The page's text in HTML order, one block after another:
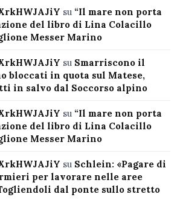
su “Il mare non porta
del libro di Lina Colacillo
Messer Marino
su Smarriscono il
bloccati in quota sul Matese,
in salvo dal Soccorso alpino
su “Il mare non porta
del libro di Lina Colacillo
Messer Marino
su Schlein: «Pagare di
per lavorare nelle aree
dal ponte sullo stretto